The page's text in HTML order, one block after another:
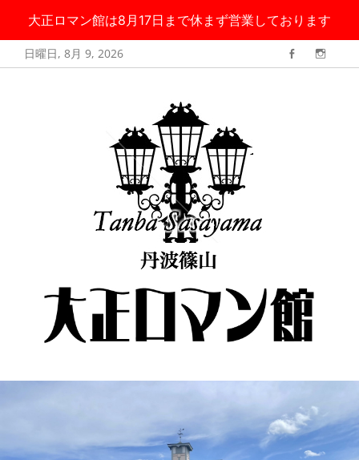
大正ロマン館は8月17日まで休まず営業しております
ン
日曜日, 8月 9, 2026 Facebook
マン館